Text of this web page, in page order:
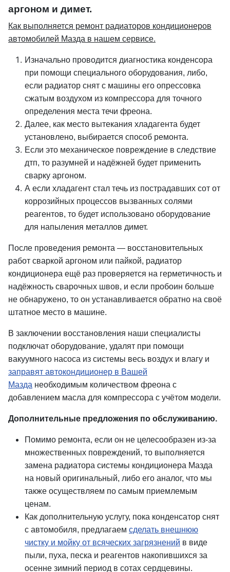
аргоном и димет.
Как выполняется ремонт радиаторов кондиционеров
автомобилей Мазда в нашем сервисе.
Изначально проводится диагностика конденсора
при помощи специального оборудования, либо,
если радиатор снят с машины его опрессовка
сжатым воздухом из компрессора для точного
определения места течи фреона.
Далее, как место вытекания хладагента будет
установлено, выбирается способ ремонта.
Если это механическое повреждение в следствие
дтп, то разумней и надёжней будет применить
сварку аргоном.
А если хладагент стал течь из пострадавших сот от
коррозийных процессов вызванных солями
реагентов, то будет использовано оборудование
для напыления металлов димет.
После проведения ремонта — восстановительных
работ сваркой аргоном или пайкой, радиатор
кондиционера ещё раз проверяется на герметичность и
надёжность сварочных швов, и если пробоин больше
не обнаружено, то он устанавливается обратно на своё
штатное место в машине.
В заключении восстановления наши специалисты
подключат оборудование, удалят при помощи
вакуумного насоса из системы весь воздух и влагу и
заправят автокондиционер в Вашей
Мазда необходимым количеством фреона с
добавлением масла для компрессора с учётом модели.
Дополнительные предложения по обслуживанию.
Помимо ремонта, если он не целесообразен из-за
множественных повреждений, то выполняется
замена радиатора системы кондиционера Мазда
на новый оригинальный, либо его аналог, что мы
также осуществляем по самым приемлемым
ценам.
Как дополнительную услугу, пока конденсатор снят
с автомобиля, предлагаем сделать внешнюю
чистку и мойку от всяческих загрязнений в виде
пыли, пуха, песка и реагентов накопившихся за
осенне зимний период в сотах сердцевины.